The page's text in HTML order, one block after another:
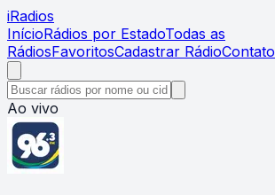
iRadios
InícioRádios por EstadoTodas as
RádiosFavoritosCadastrar RádioContato
Ao vivo